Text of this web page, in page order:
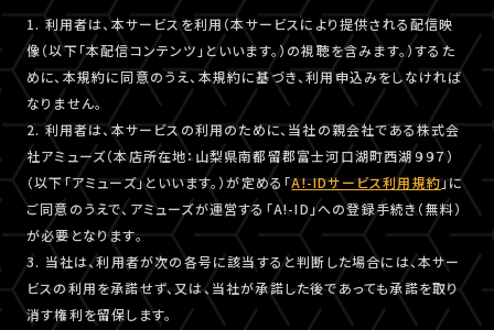
1. 利用者は、本サービスを利用（本サービスにより提供される配信映
像（以下「本配信コンテンツ」といいます。）の視聴を含みます。）するた
めに、本規約に同意のうえ、本規約に基づき、利用申込みをしなければ
なりません。
2. 利用者は、本サービスの利用のために、当社の親会社である株式会
社アミューズ（本店所在地：山梨県南都留郡富士河口湖町西湖９９７）
（以下「アミューズ」といいます。）が定める「A!-IDサービス利用規約」に
ご同意のうえで、アミューズが運営する「A!-ID」への登録手続き（無料）
が必要となります。
3. 当社は、利用者が次の各号に該当すると判断した場合には、本サー
ビスの利用を承諾せず、又は、当社が承諾した後であっても承諾を取り
消す権利を留保します。